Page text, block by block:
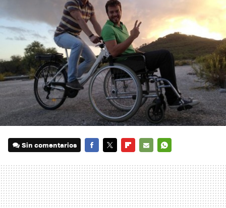
Sin comentarios
MAIL